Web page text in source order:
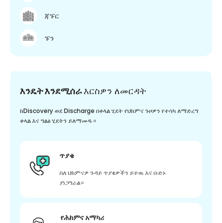
ጃፑር
ፑን
እንዴት እንደሚሰራእርስዎን ለመርዳት
ከDiscovery ወደ Discharge በቀላል ሂደት የህክምና ጉዞዎን የተሳካ ለማድረግ
ቀላል እና ግልፅ ሂደትን ይለማመዱ።
ጥያቄ
ስለ ህክምናዎ ጉዳይ ጥያቄዎችን ይተዉ እና ቡድኑ
ያነጋግራል።
የሕክምና አማካሪ